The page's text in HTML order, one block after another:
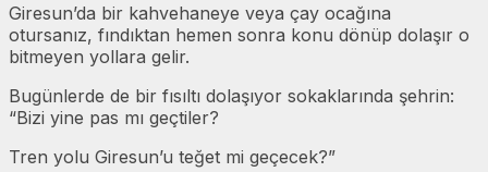
Giresun’da bir kahvehaneye veya çay ocağına
otursanız, fındıktan hemen sonra konu dönüp dolaşır o
bitmeyen yollara gelir.
Bugünlerde de bir fısıltı dolaşıyor sokaklarında şehrin:
“Bizi yine pas mı geçtiler?
Tren yolu Giresun’u teğet mi geçecek?”